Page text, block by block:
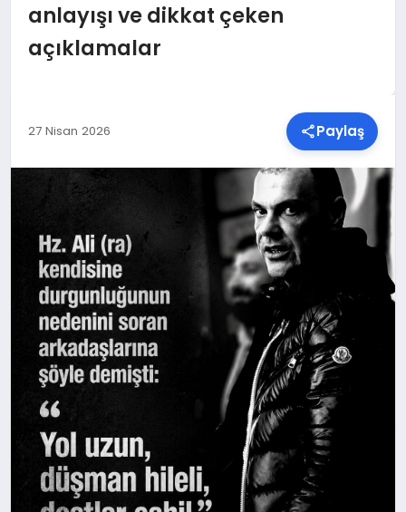
SAĞLIK
SIYASET
MALATYA HABERLERI
anlayışı ve dikkat çeken
açıklamalar
27 Nisan 2026 Paylaş